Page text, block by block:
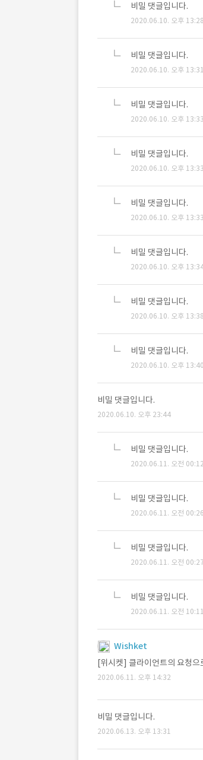
비밀 댓글입니다.
2020.06.10. 오후 13:28
비밀 댓글입니다.
2020.06.10. 오후 13:31
비밀 댓글입니다.
2020.06.10. 오후 13:33
비밀 댓글입니다.
2020.06.10. 오후 13:33
비밀 댓글입니다.
2020.06.10. 오후 13:33
비밀 댓글입니다.
2020.06.10. 오후
비밀 댓글입니다.
2020.06.10. 오후 13:38
비밀 댓글입니다.
2020.06.10. 오후 13:40
비밀 댓글입니다.
2020.06.10. 오후 23:44
비밀 댓글입니다.
2020.06.11. 오전
비밀 댓글입니다.
2020.06.11. 오전 00:26
비밀 댓글입니다.
2020.06.11. 오전 00:27
비밀 댓글입니다.
2020.06.11. 오전 10:11
Wishket
[위시켓] 클라이언트의 요청으
2020.06.11. 오후 14:32
비밀 댓글입니다.
2020.06.13. 오후 13:31